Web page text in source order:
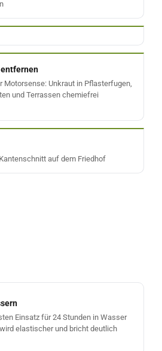
Motorsense: Unkraut in Pflasterfugen,
und Terrassen chemiefrei
auf dem Friedhof
Einsatz für 24 Stunden in Wasser
elastischer und bricht deutlich